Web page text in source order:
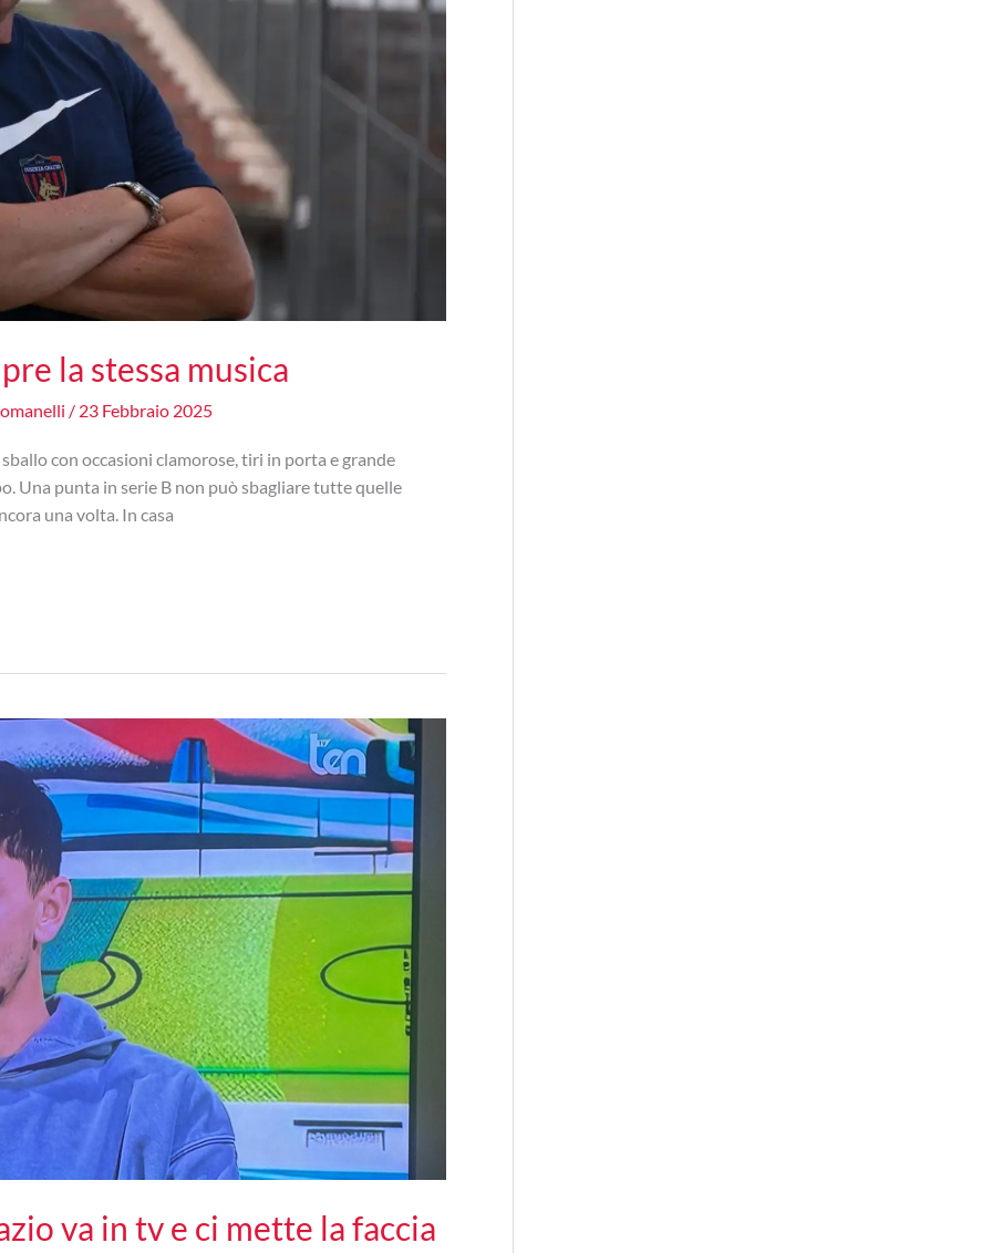
la stessa musica
/ 23 Febbraio 2025
con occasioni clamorose, tiri in porta e grande
Una punta in serie B non può sbagliare tutte quelle
una volta. In casa
va in tv e ci mette la faccia